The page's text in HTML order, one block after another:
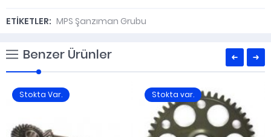
ETİKETLER: MPS Şanzıman Grubu
Benzer Ürünler
Stokta Var. Stokta var.